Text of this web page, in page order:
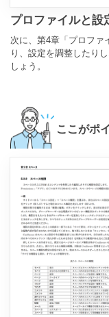
プロファイルと設
次に、第4章「プロファ
り、設定を調整したり
しょう。
ここがポ